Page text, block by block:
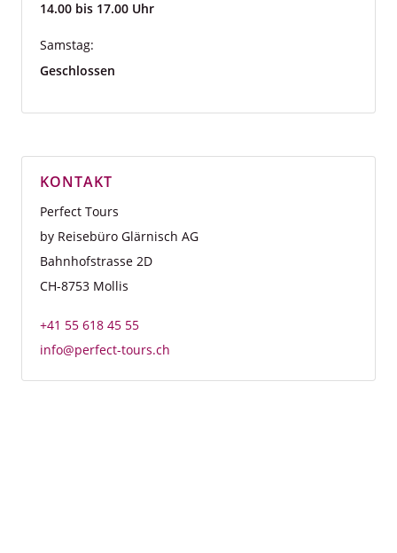
14.00 bis 17.00 Uhr
Samstag:
Geschlossen
KONTAKT
Perfect Tours
by Reisebüro Glärnisch AG
Bahnhofstrasse 2D
CH-8753 Mollis
+41 55 618 45 55
info@perfect-tours.ch